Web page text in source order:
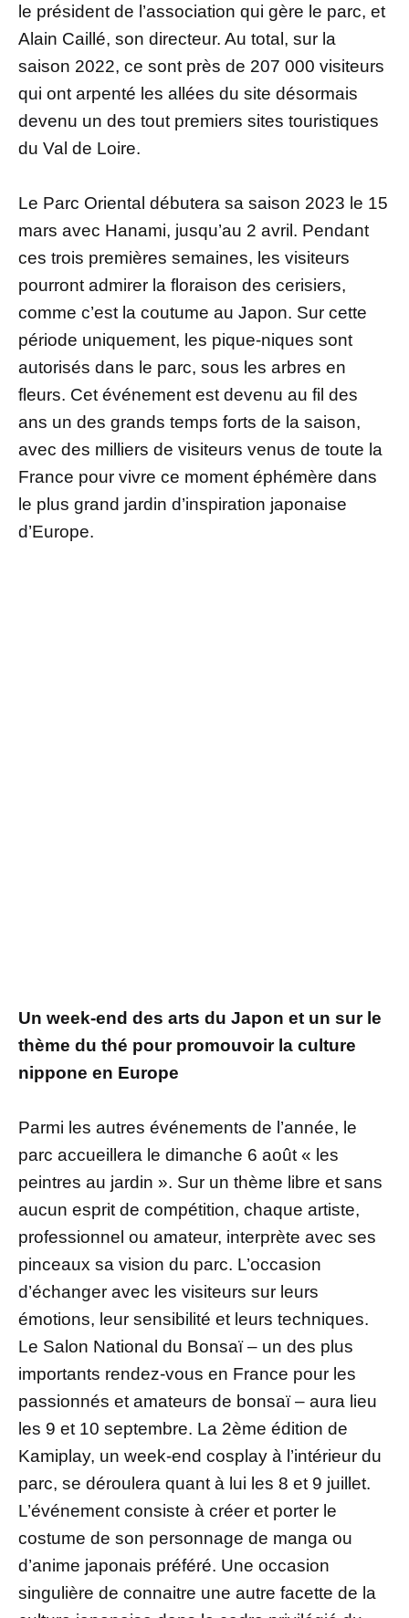
le président de l’association qui gère le parc, et
Alain Caillé, son directeur. Au total, sur la
saison 2022, ce sont près de 207 000 visiteurs
qui ont arpenté les allées du site désormais
devenu un des tout premiers sites touristiques
du Val de Loire.
Le Parc Oriental débutera sa saison 2023 le 15
mars avec Hanami, jusqu’au 2 avril. Pendant
ces trois premières semaines, les visiteurs
pourront admirer la floraison des cerisiers,
comme c’est la coutume au Japon. Sur cette
période uniquement, les pique-niques sont
autorisés dans le parc, sous les arbres en
fleurs. Cet événement est devenu au fil des
ans un des grands temps forts de la saison,
avec des milliers de visiteurs venus de toute la
France pour vivre ce moment éphémère dans
le plus grand jardin d’inspiration japonaise
d’Europe.
Un week-end des arts du Japon et un sur le
thème du thé pour promouvoir la culture
nippone en Europe
Parmi les autres événements de l’année, le
parc accueillera le dimanche 6 août « les
peintres au jardin ». Sur un thème libre et sans
aucun esprit de compétition, chaque artiste,
professionnel ou amateur, interprète avec ses
pinceaux sa vision du parc. L’occasion
d’échanger avec les visiteurs sur leurs
émotions, leur sensibilité et leurs techniques.
Le Salon National du Bonsaï – un des plus
importants rendez-vous en France pour les
passionnés et amateurs de bonsaï – aura lieu
les 9 et 10 septembre. La 2ème édition de
Kamiplay, un week-end cosplay à l’intérieur du
parc, se déroulera quant à lui les 8 et 9 juillet.
L’événement consiste à créer et porter le
costume de son personnage de manga ou
d’anime japonais préféré. Une occasion
singulière de connaitre une autre facette de la